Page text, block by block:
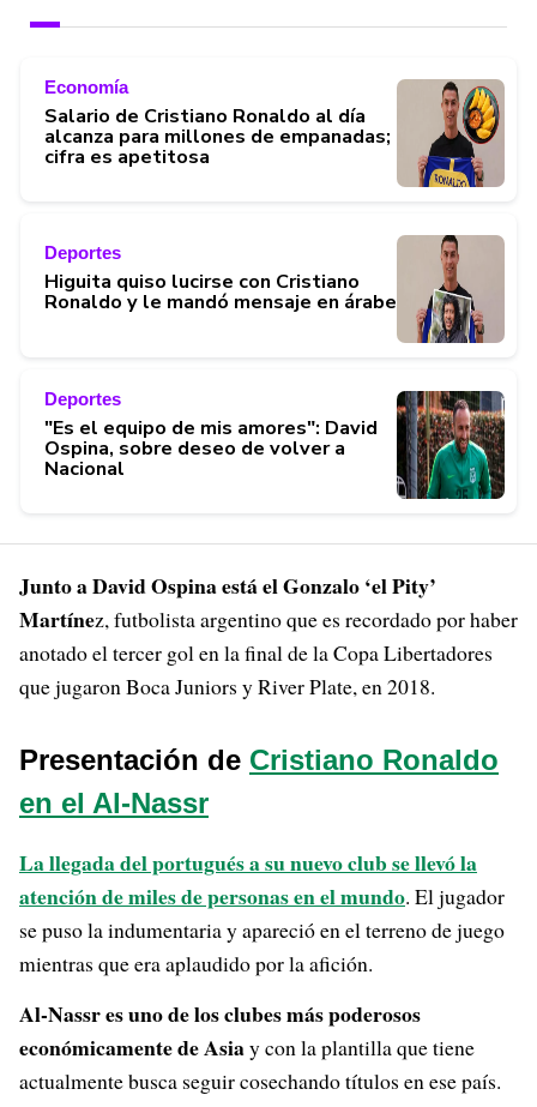
Economía
Salario de Cristiano Ronaldo al día
alcanza para millones de empanadas;
cifra es apetitosa
Deportes
Higuita quiso lucirse con Cristiano
Ronaldo y le mandó mensaje en árabe
Deportes
"Es el equipo de mis amores": David
Ospina, sobre deseo de volver a
Nacional
Junto a David Ospina está el Gonzalo ‘el Pity’
Martínez, futbolista argentino que es recordado por haber
anotado el tercer gol en la final de la Copa Libertadores
que jugaron Boca Juniors y River Plate, en 2018.
Presentación de Cristiano Ronaldo
en el Al-Nassr
La llegada del portugués a su nuevo club se llevó la
atención de miles de personas en el mundo. El jugador
se puso la indumentaria y apareció en el terreno de juego
mientras que era aplaudido por la afición.
Al-Nassr es uno de los clubes más poderosos
económicamente de Asiay con la plantilla que tiene
actualmente busca seguir cosechando títulos en ese país.